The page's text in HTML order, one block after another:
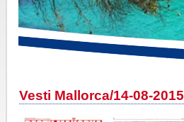
Vesti Mallorca/14-08-2015